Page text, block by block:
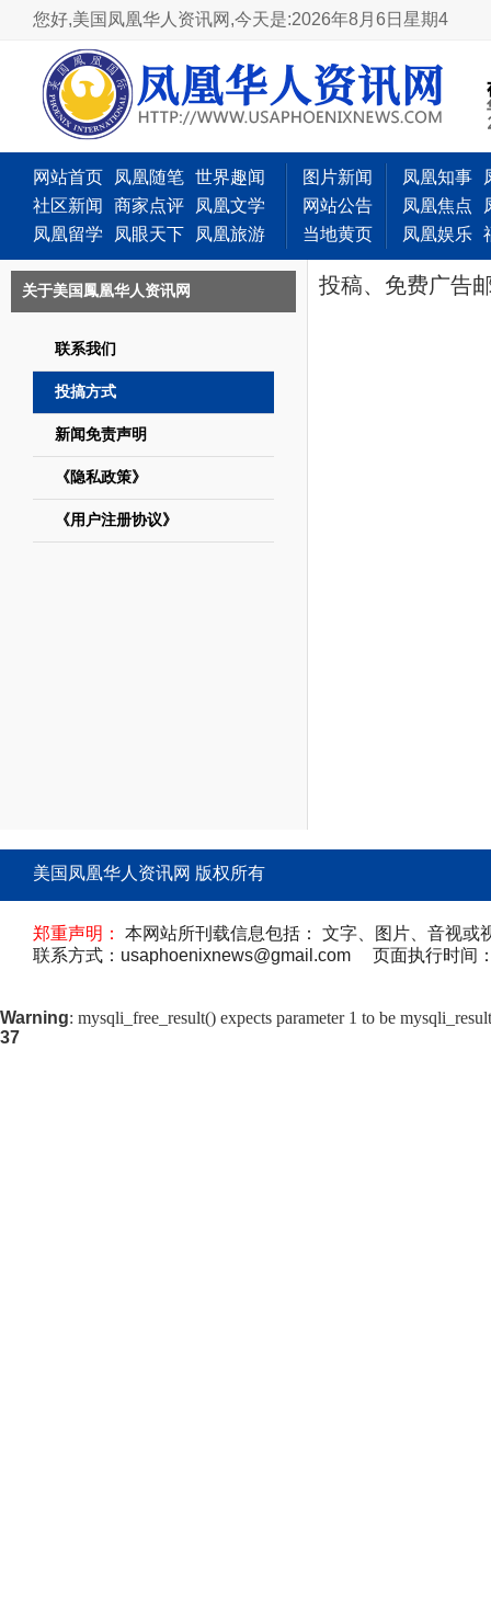
您好,美国凤凰华人资讯网,今天是:2026年8月6日星期4
网站首页 凤凰随笔 世界趣闻
社区新闻
商家点评
凤凰文学
凤凰留学
凤眼天下 凤凰旅游
图片新闻
网站公告
当地黄页
凤凰知事
凤凰焦点
凤凰娱乐
关于美国鳳凰华人资讯网
联系我们
投搞方式
新闻免责声明
《隐私政策》
《用户注册协议》
投稿、免费广告
美国凤凰华人资讯网 版权所有
郑重声明：
本网站所刊载信息包括： 文字、图片、音视或
联系方式：usaphoenixnews@gmail.com 页面执行时间
Warning: mysqli_free_result() expects parameter 1 to be
37